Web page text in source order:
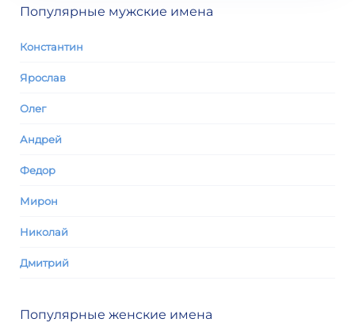
Популярные мужские имена
Константин
Ярослав
Олег
Андрей
Федор
Мирон
Николай
Дмитрий
Популярные женские имена